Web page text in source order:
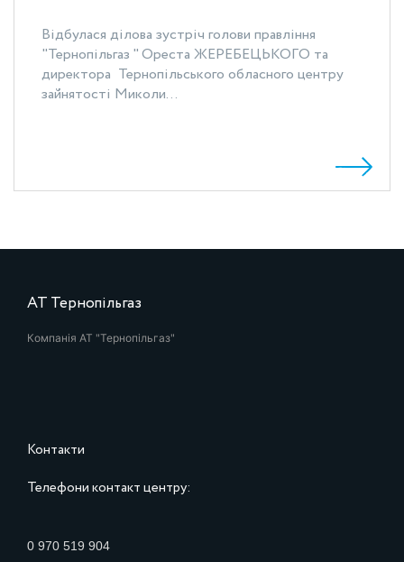
Відбулася ділова зустріч голови правління
"Тернопільгаз " Ореста ЖЕРЕБЕЦЬКОГО та
директора Тернопільського обласного центру
зайнятості Миколи...
АТ Тернопільгаз
Компанія АТ "Тернопільгаз"
Контакти
Телефони контакт центру:
0 970 519 904